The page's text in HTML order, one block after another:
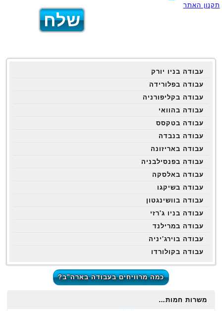
תקנון האתר
עבודה בניו יורק
עבודה בפלורידה
עבודה בקליפורניה
עבודה בהוואי
עבודה בטקסס
עבודה בנבדה
עבודה באריזונה
עבודה בפנסילבניה
עבודה באלסקה
עבודה בשיקגו
עבודה בוושינגטון
עבודה בניו ג'רזי
עבודה במרילנד
עבודה בוירג'יניה
עבודה בקולורדו
כמה מרוויחים בעבודה בארה"ב?
משרות חמות…